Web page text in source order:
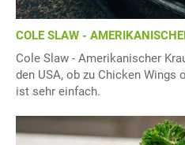
COLE SLAW -
Cole Slaw - Amerikanischer
den USA, ob zu Chicken Wings
ist sehr einfach.